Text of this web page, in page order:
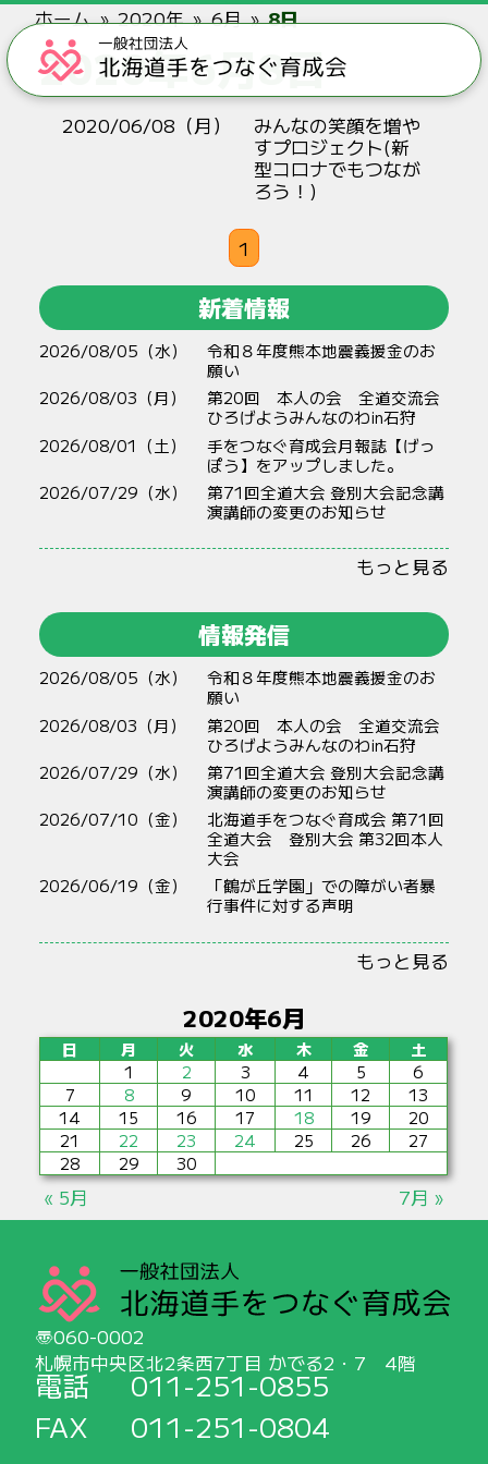
ホーム 2020年 6月 8日
2020年6月8日
2020/06/08（月）
みんなの笑顔を増や
すプロジェクト(新
型コロナでもつなが
ろう！)
1
新着情報
2026/08/05（水）
令和８年度熊本地震義援金のお
願い
2026/08/03（月）
第20回 本人の会 全道交流会
ひろげようみんなのわin石狩
2026/08/01（土）
手をつなぐ育成会月報誌【げっ
ぽう】をアップしました。
2026/07/29（水）
第71回全道大会 登別大会記念講
演講師の変更のお知らせ
もっと見る
情報発信
2026/08/05（水）
令和８年度熊本地震義援金のお
願い
2026/08/03（月）
第20回 本人の会 全道交流会
ひろげようみんなのわin石狩
2026/07/29（水）
第71回全道大会 登別大会記念講
演講師の変更のお知らせ
2026/07/10（金）
北海道手をつなぐ育成会 第71回
全道大会 登別大会 第32回本人
大会
2026/06/19（金）
「鶴が丘学園」での障がい者暴
行事件に対する声明
もっと見る
2020年6月
日 月 火 水 木 金
土
1
2 3 4 5
6
7
8 9 10 11 12
13
14
15 16 17 18 19
20
21
22 23 24 25 26
27
28
29 30
« 5月 7月 »
060-0002
札幌市中央区北2条西7丁目 かでる2・7 4階
電話
011-251-0855
FAX
011-251-0804